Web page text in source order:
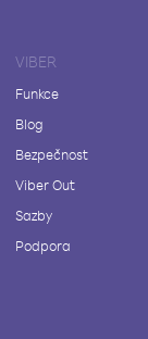
VIBER
Funkce
Blog
Bezpečnost
Viber Out
Sazby
Podpora